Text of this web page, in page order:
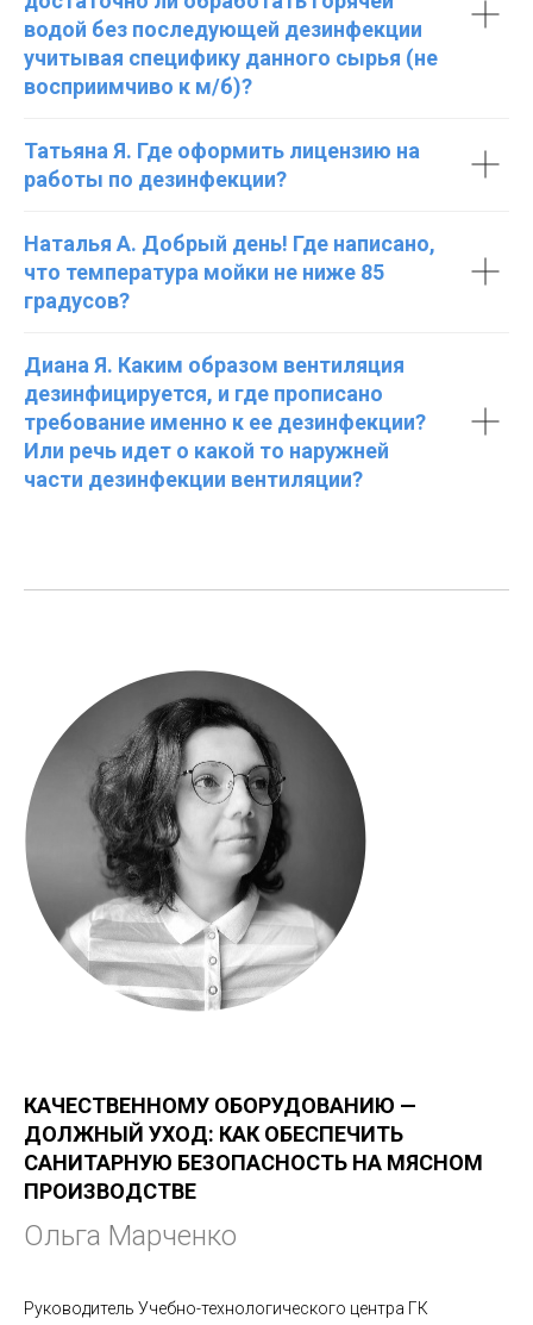
водой без последующей дезинфекции
учитывая специфику данного сырья (не
восприимчиво к м/б)?
Татьяна Я. Где оформить лицензию на
работы по дезинфекции?
Наталья А. Добрый день! Где написано,
что температура мойки не ниже 85
градусов?
Диана Я. Каким образом вентиляция
дезинфицируется, и где прописано
требование именно к ее дезинфекции?
Или речь идет о какой то наружней
части дезинфекции вентиляции?
КАЧЕСТВЕННОМУ ОБОРУДОВАНИЮ —
ДОЛЖНЫЙ УХОД: КАК ОБЕСПЕЧИТЬ
САНИТАРНУЮ БЕЗОПАСНОСТЬ НА МЯСНОМ
ПРОИЗВОДСТВЕ
Ольга Марченко
Руководитель Учебно-технологического центра ГК